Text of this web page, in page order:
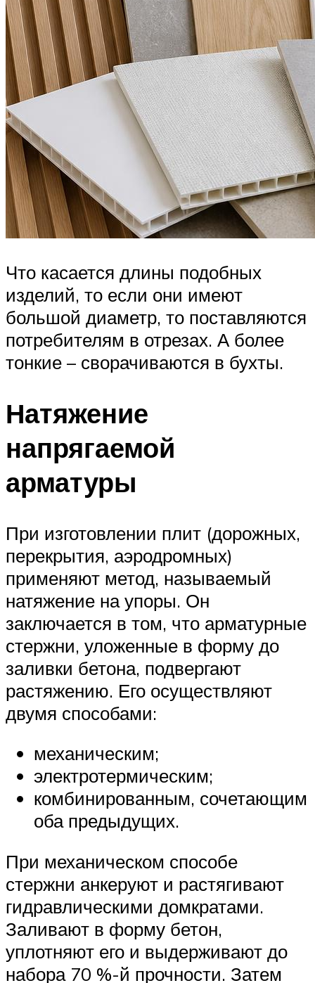
Что касается длины подобных
изделий, то если они имеют
большой диаметр, то поставляются
потребителям в отрезах. А более
тонкие – сворачиваются в бухты.
Натяжение
напрягаемой
арматуры
При изготовлении плит (дорожных,
перекрытия, аэродромных)
применяют метод, называемый
натяжение на упоры. Он
заключается в том, что арматурные
стержни, уложенные в форму до
заливки бетона, подвергают
растяжению. Его осуществляют
двумя способами:
механическим;
электротермическим;
комбинированным, сочетающим
оба предыдущих.
При механическом способе
стержни анкеруют и растягивают
гидравлическими домкратами.
Заливают в форму бетон,
уплотняют его и выдерживают до
набора 70 %-й прочности. Затем